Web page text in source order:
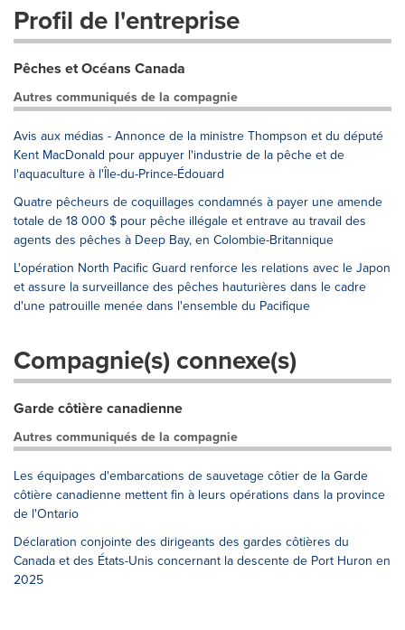
Profil de l'entreprise
Pêches et Océans Canada
Autres communiqués de la compagnie
Avis aux médias - Annonce de la ministre Thompson et du député
Kent MacDonald pour appuyer l'industrie de la pêche et de
l'aquaculture à l'Île-du-Prince-Édouard
Quatre pêcheurs de coquillages condamnés à payer une amende
totale de 18 000 $ pour pêche illégale et entrave au travail des
agents des pêches à Deep Bay, en Colombie-Britannique
L'opération North Pacific Guard renforce les relations avec le Japon
et assure la surveillance des pêches hauturières dans le cadre
d'une patrouille menée dans l'ensemble du Pacifique
Compagnie(s) connexe(s)
Garde côtière canadienne
Autres communiqués de la compagnie
Les équipages d'embarcations de sauvetage côtier de la Garde
côtière canadienne mettent fin à leurs opérations dans la province
de l'Ontario
Déclaration conjointe des dirigeants des gardes côtières du
Canada et des États-Unis concernant la descente de Port Huron en
2025